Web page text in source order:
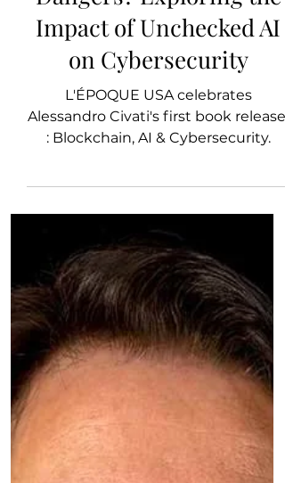
'Smart' Solutions, Real
Dangers? Exploring the
Impact of Unchecked AI
on Cybersecurity
L'ÉPOQUE USA celebrates
: Blockchain, AI & Cybersecurity.